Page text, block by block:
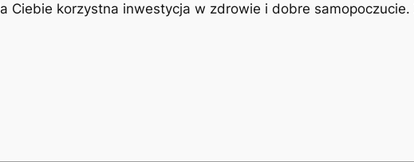
korzystna inwestycja w zdrowie i‍ dobre samopoczucie.